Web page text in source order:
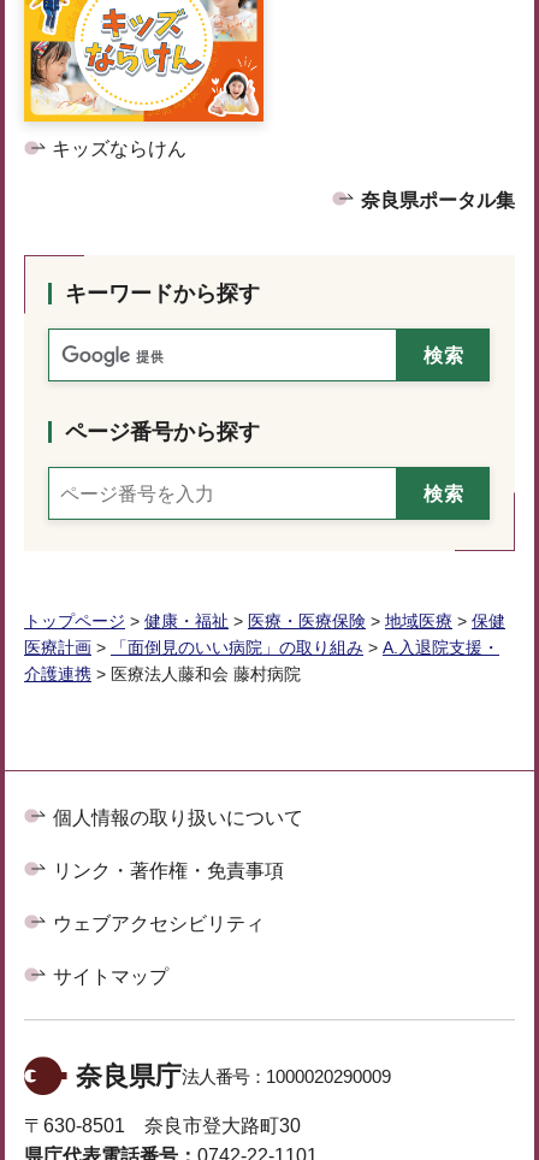
キッズならけん
奈良県ポータル集
キーワードから探す
ページ番号から探す
トップページ > 健康・福祉 > 医療・医療保険 > 地域医療 > 保健
医療計画 > 「面倒見のいい病院」の取り組み > A.入退院支援・
介護連携 > 医療法人藤和会 藤村病院
個人情報の取り扱いについて
リンク・著作権・免責事項
ウェブアクセシビリティ
サイトマップ
奈良県庁法人番号： 1000020290009
〒630-8501 奈良市登大路町30
県庁代表電話番号： 0742-22-1101